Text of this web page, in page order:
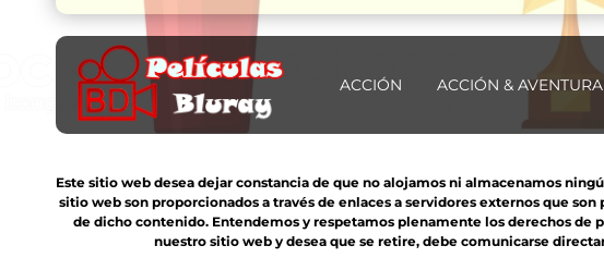
ACCIÓN ACCIÓN & AVENTURA
Este sitio web desea dejar constancia de que no alojamos ni almacenamos
sitio web son proporcionados a través de enlaces a servidores externos que
de dicho contenido. Entendemos y respetamos plenamente los derechos
nuestro sitio web y desea que se retire, debe comunicarse